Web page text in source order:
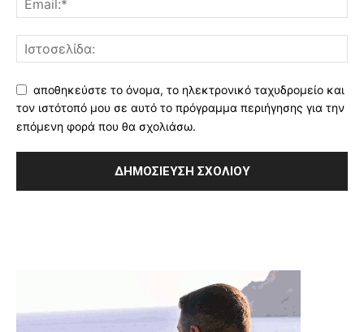
αποθηκεύστε το όνομα, το ηλεκτρονικό ταχυδρομείο και
τον ιστότοπό μου σε αυτό το πρόγραμμα περιήγησης για την
επόμενη φορά που θα σχολιάσω.